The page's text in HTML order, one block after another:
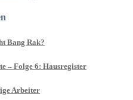
Bang Rak?
– Folge 6: Hausregister
Arbeiter